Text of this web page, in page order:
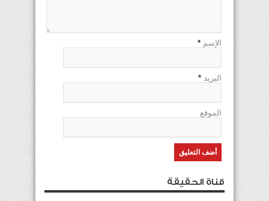
الإسم *
البريد *
الموقع
قناة الحقيقة